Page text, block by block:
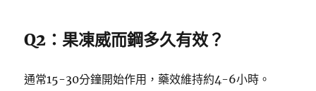
Q2：果凍威而鋼多久有效？
通常15-30分鐘開始作用，藥效維持約4-6小時。